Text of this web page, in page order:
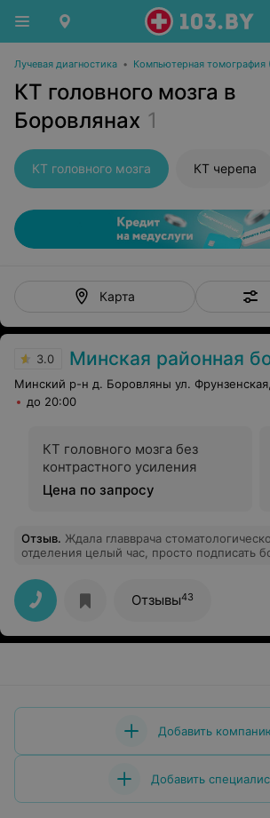
Лучевая диагностика • Компьютерная томография
КТ головного мозга в
Боровлянах 1
КТ головного мозга КТ черепа
Карта
3.0 Минская районная
Минский р-н д. Боровляны ул.
до 20:00
КТ головного мозга без
контрастного усиления
Цена по запросу
Отзыв. Ждала главврача
отделения целый час, просто подписать
будет услышала ответ "не знаю, ждите".
врачей, пожалуйста, либо знать
касается работы, либо быть на рабочем
положенные часы.
Отзывы43
Добавить
Добавить